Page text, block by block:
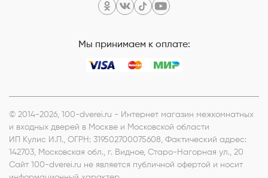
Мы принимаем к оплате:
© 2014-2026, 100-dverei.ru - Интернет магазин межкомнатных
и входных дверей в Москве и Московской области
ИП Кулис И.П., ОГРН: 319502700075608, Фактический адрес:
142703, Московская обл., г. Видное, Старо-Нагорная ул., 20
Сайт 100-dverei.ru не является публичной офертой и носит